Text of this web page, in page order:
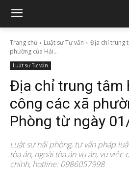
Trang chủ Luật sư Tư vấn
Địa chỉ trung
phường của Hải...
Luật sư Tư vấn
Địa chỉ trung tâm
công các xã
Phòng từ ngày
Luật sư hải phòng, tư vấn pháp
tòa án, ngoài tòa án vụ án, vụ việc
chính, hotline: 0986057998